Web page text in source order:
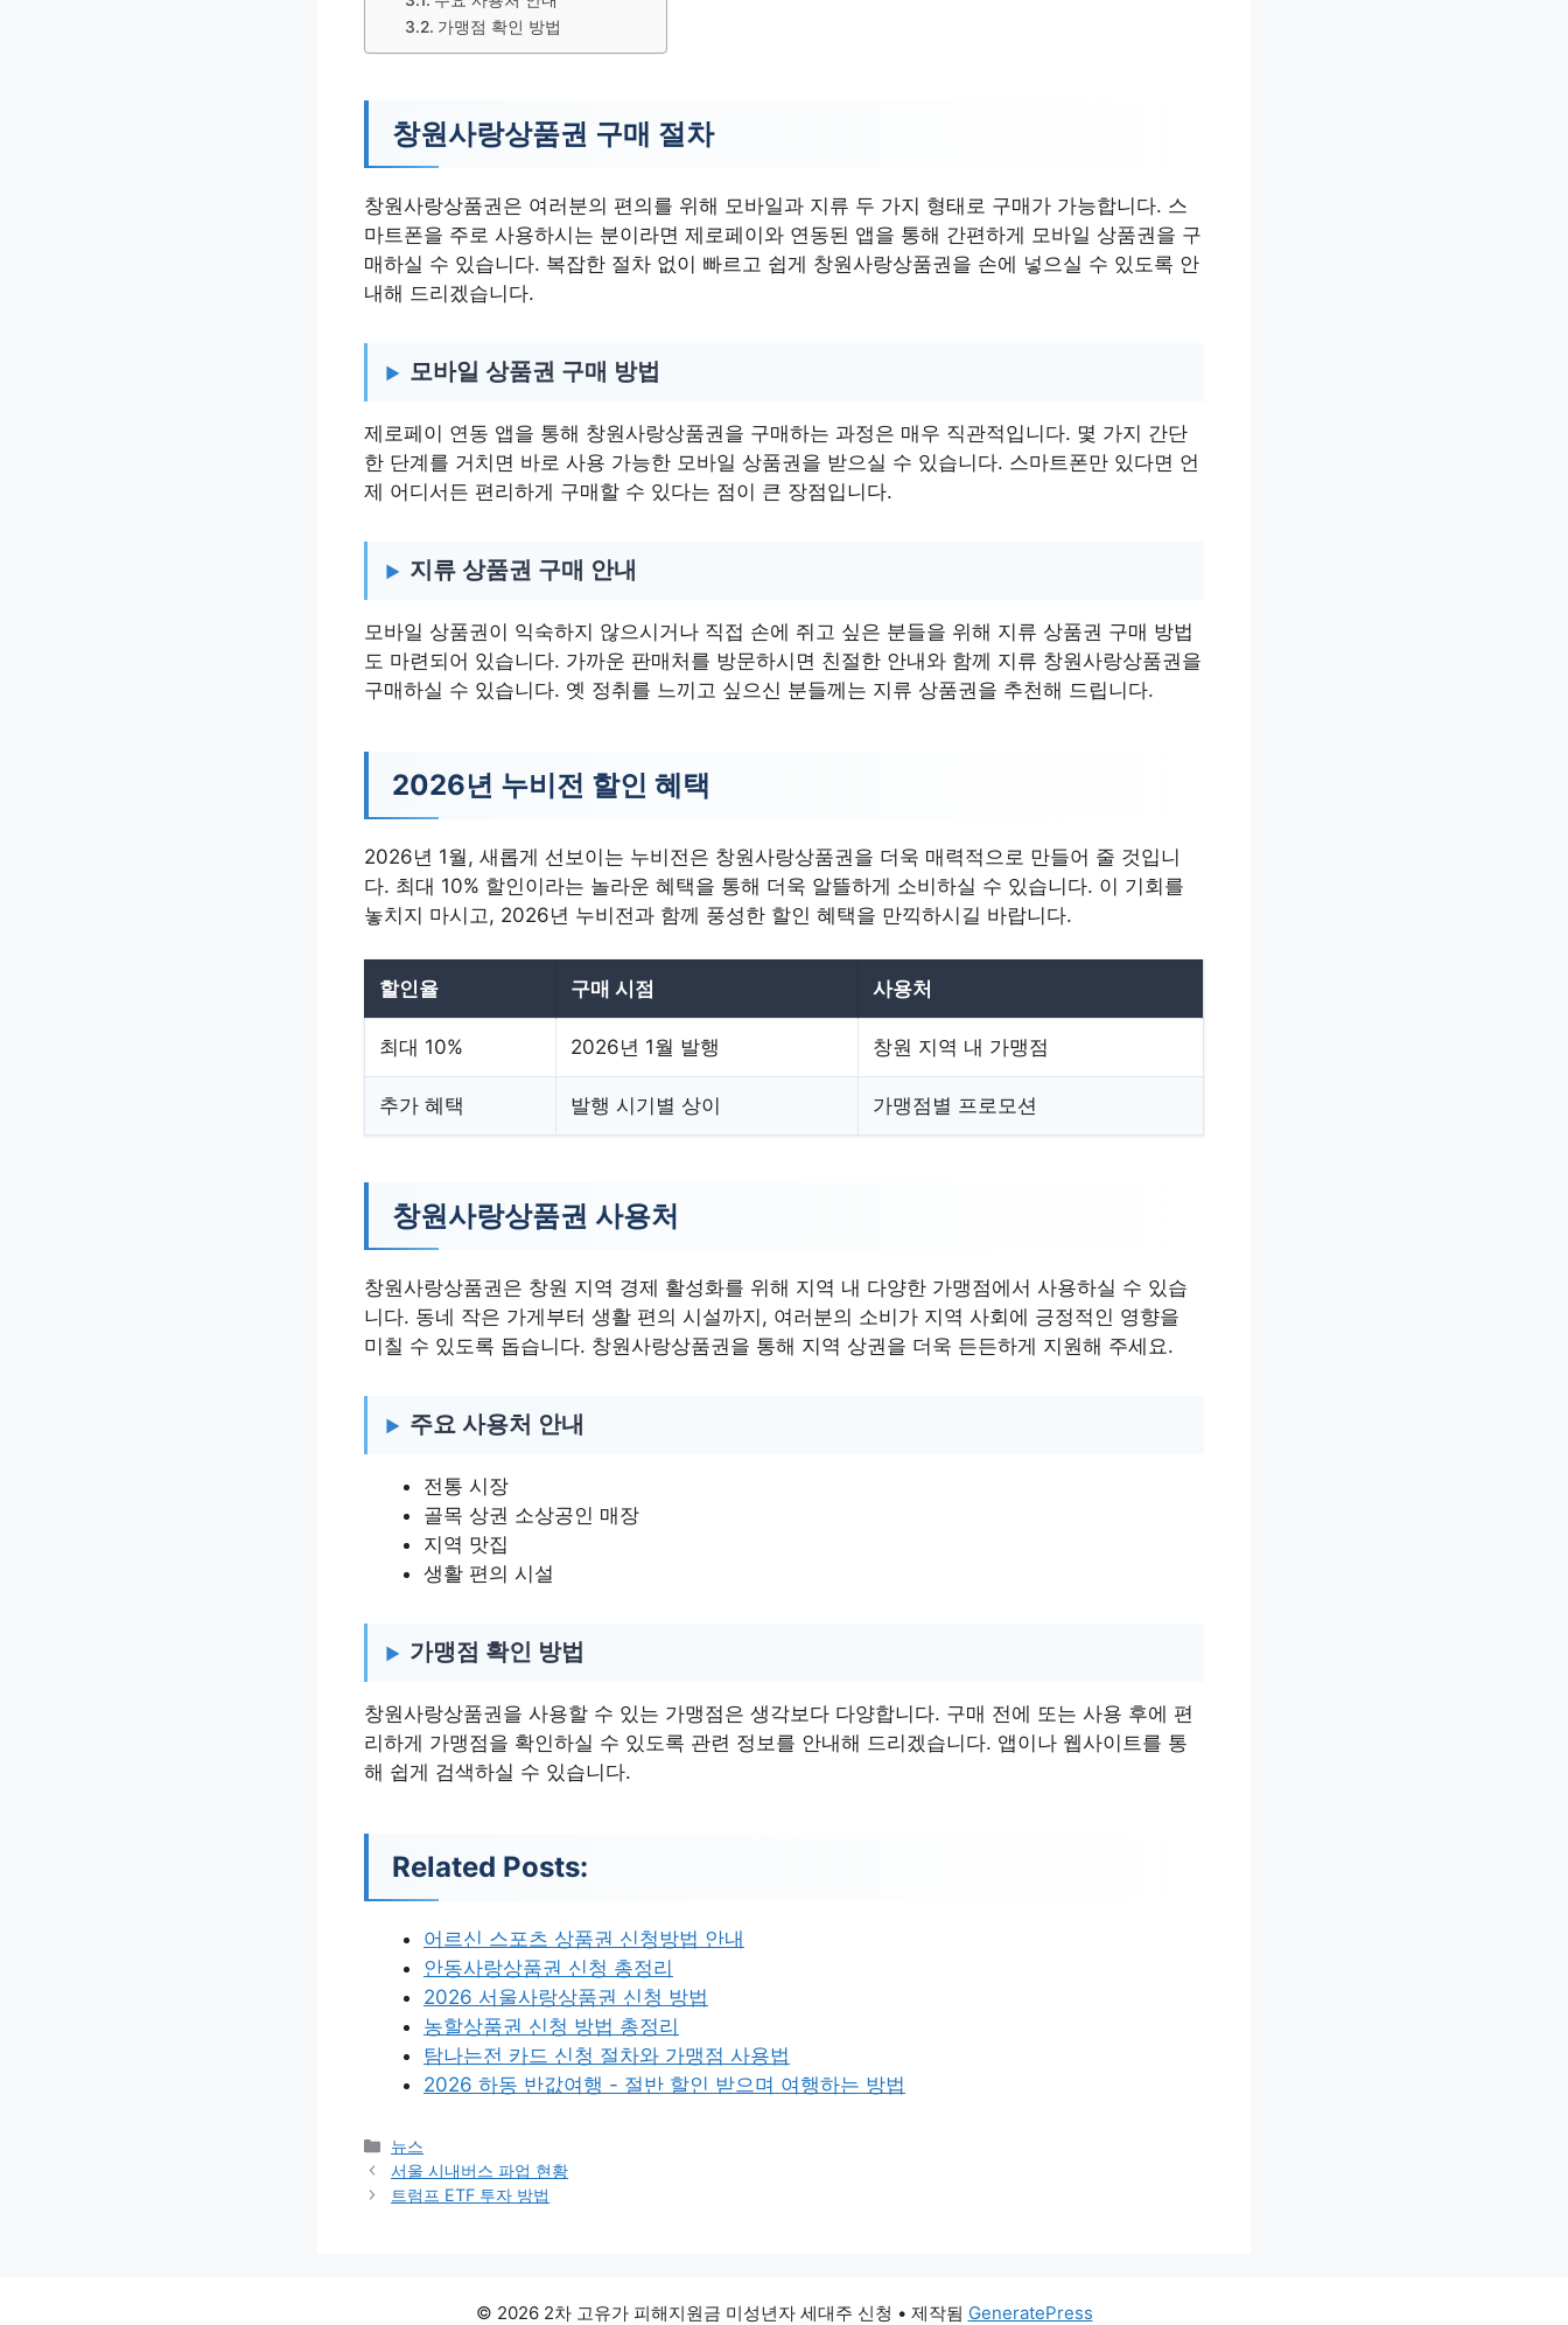
가맹점 확인 방법
창원사랑상품권 구매 절차
창원사랑상품권은 여러분의 편의를 위해 모바일과 지류 두 가지 형태로 구매가 가능합니다. 스
마트폰을 주로 사용하시는 분이라면 제로페이와 연동된 앱을 통해 간편하게 모바일 상품권을 구
매하실 수 있습니다. 복잡한 절차 없이 빠르고 쉽게 창원사랑상품권을 손에 넣으실 수 있도록 안
내해 드리겠습니다.
모바일 상품권 구매 방법
제로페이 연동 앱을 통해 창원사랑상품권을 구매하는 과정은 매우 직관적입니다. 몇 가지 간단
한 단계를 거치면 바로 사용 가능한 모바일 상품권을 받으실 수 있습니다. 스마트폰만 있다면 언
제 어디서든 편리하게 구매할 수 있다는 점이 큰 장점입니다.
지류 상품권 구매 안내
모바일 상품권이 익숙하지 않으시거나 직접 손에 쥐고 싶은 분들을 위해 지류 상품권 구매 방법
도 마련되어 있습니다. 가까운 판매처를 방문하시면 친절한 안내와 함께 지류 창원사랑상품권을
구매하실 수 있습니다. 옛 정취를 느끼고 싶으신 분들께는 지류 상품권을 추천해 드립니다.
2026년 누비전 할인 혜택
2026년 1월, 새롭게 선보이는 누비전은 창원사랑상품권을 더욱 매력적으로 만들어 줄 것입니
다. 최대 10% 할인이라는 놀라운 혜택을 통해 더욱 알뜰하게 소비하실 수 있습니다. 이 기회를
놓치지 마시고, 2026년 누비전과 함께 풍성한 할인 혜택을 만끽하시길 바랍니다.
할인율 구매 시점 사용처
최대 10% 2026년 1월 발행 창원 지역 내 가맹점
추가 혜택 발행 시기별 상이 가맹점별 프로모션
창원사랑상품권 사용처
창원사랑상품권은 창원 지역 경제 활성화를 위해 지역 내 다양한 가맹점에서 사용하실 수 있습
니다. 동네 작은 가게부터 생활 편의 시설까지, 여러분의 소비가 지역 사회에 긍정적인 영향을
미칠 수 있도록 돕습니다. 창원사랑상품권을 통해 지역 상권을 더욱 든든하게 지원해 주세요.
주요 사용처 안내
전통 시장
골목 상권 소상공인 매장
지역 맛집
생활 편의 시설
가맹점 확인 방법
창원사랑상품권을 사용할 수 있는 가맹점은 생각보다 다양합니다. 구매 전에 또는 사용 후에 편
리하게 가맹점을 확인하실 수 있도록 관련 정보를 안내해 드리겠습니다. 앱이나 웹사이트를 통
해 쉽게 검색하실 수 있습니다.
Related Posts:
어르신 스포츠 상품권 신청방법 안내
안동사랑상품권 신청 총정리
2026 서울사랑상품권 신청 방법
농할상품권 신청 방법 총정리
탐나는전 카드 신청 절차와 가맹점 사용법
2026 하동 반값여행 - 절반 할인 받으며 여행하는 방법
카
테
고
뉴스
서울 시내버스 파업 현황
트럼프 ETF 투자 방법
© 2026 2차 고유가 피해지원금 미성년자 세대주 신청 • 제작됨 GeneratePress